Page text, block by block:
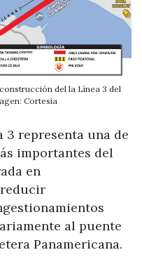
del la Línea 3 del
Cortesía
3 representa una de
importantes del
en
al puente
Panamericana.